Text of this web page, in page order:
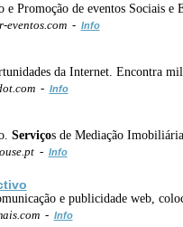
Promoção de eventos Sociais
- Info
da Internet. Encontra
- Info
Serviços de Mediação Imobiliária.
- Info
e publicidade web,
- Info